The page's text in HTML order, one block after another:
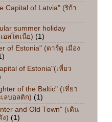
Capital of Latvia" (ริก้า
summer holiday
อสโตเนีย) (1)
of Estonia" (ตาร์ตู เมือง
of Estonia"(เที่ยว
of the Baltic" (เที่ยว
ลบอลติก) (1)
and Old Town" (เดิน
ง) (1)